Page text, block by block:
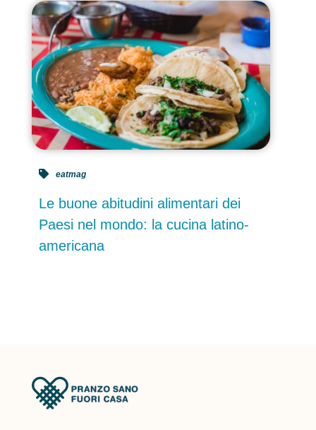
Le buone abitudini alimentari dei
Paesi nel mondo: la cucina latino-
americana
eatmag